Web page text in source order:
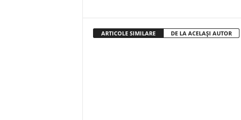
ARTICOLE SIMILARE DE LA ACELAȘI AUTOR